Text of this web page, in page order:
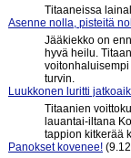
Titaaneissa
Asenne nolla, pisteitä
Jääkiekko on
hyvä heilu.
turvin.
Luukkonen luritti
Titaanien
lauantai-iltana
tappion kitkerää
Panokset kovenee!